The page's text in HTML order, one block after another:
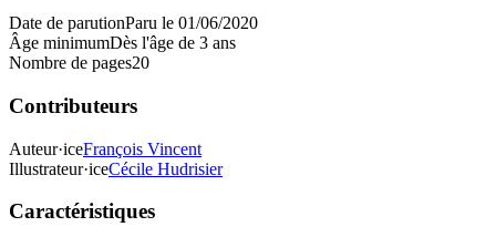
Date de parutionParu le 01/06/2020
Âge minimumDès l'âge de 3 ans
Nombre de pages20
Contributeurs
Auteur·iceFrançois Vincent
Illustrateur·iceCécile Hudrisier
Caractéristiques